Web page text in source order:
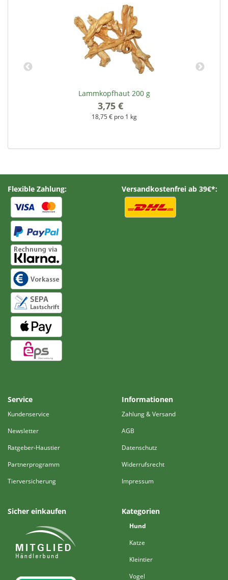
Lammkopfhaut 200 g
3,75 €
18,75 € pro 1 kg
Flexible Zahlung: Versandkostenfrei ab 39€*:
Service
Kundenservice
Newsletter
Ratgeber-Haustier
Partnerprogramm
Tierversicherung
Informationen
Zahlung & Versand
AGB
Datenschutz
Widerrufsrecht
Impressum
Sicher einkaufen Kategorien
Hund
Katze
Kleintier
Vogel